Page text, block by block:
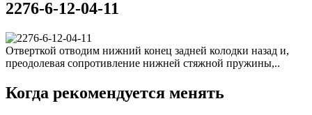
2276-6-12-04-11
Отверткой отводим нижний конец задней колодки назад и,
преодолевая сопротивление нижней стяжной пружины,..
Когда рекомендуется менять